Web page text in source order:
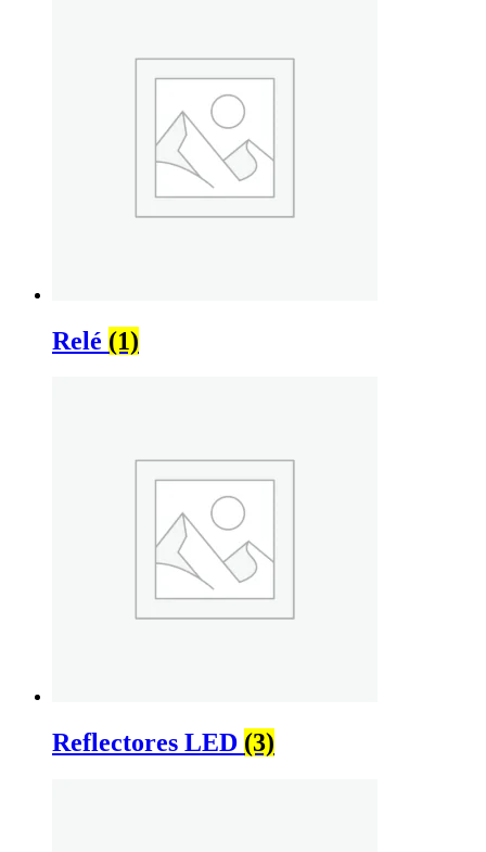
Relé (1)
Reflectores LED (3)